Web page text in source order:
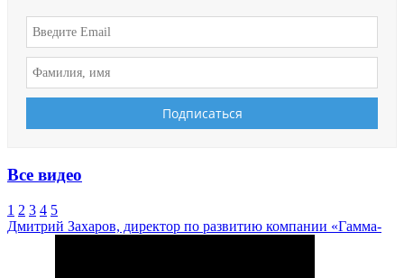
Все видео
1 2 3 4 5
Дмитрий Захаров, директор по развитию компании «Гамма-